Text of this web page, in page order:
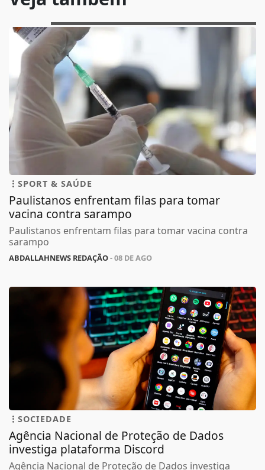
SPORT & SAÚDE
Paulistanos enfrentam filas para tomar
vacina contra sarampo
Paulistanos enfrentam filas para tomar vacina contra
sarampo
ABDALLAHNEWS REDAÇÃO- 08 DE AGO
SOCIEDADE
Agência Nacional de Proteção de Dados
investiga plataforma Discord
Agência Nacional de Proteção de Dados investiga